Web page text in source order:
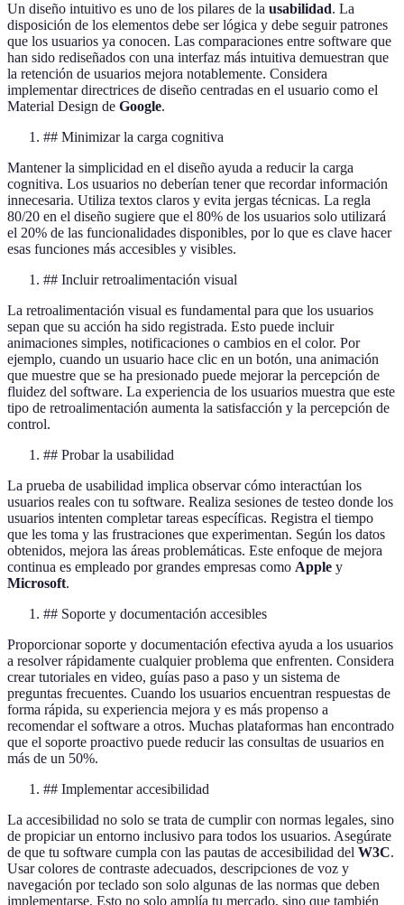
Un diseño intuitivo es uno de los pilares de la usabilidad. La
disposición de los elementos debe ser lógica y debe seguir patrones
que los usuarios ya conocen. Las comparaciones entre software que
han sido rediseñados con una interfaz más intuitiva demuestran que
la retención de usuarios mejora notablemente. Considera
implementar directrices de diseño centradas en el usuario como el
Material Design de Google.
## Minimizar la carga cognitiva
Mantener la simplicidad en el diseño ayuda a reducir la carga
cognitiva. Los usuarios no deberían tener que recordar información
innecesaria. Utiliza textos claros y evita jergas técnicas. La regla
80/20 en el diseño sugiere que el 80% de los usuarios solo utilizará
el 20% de las funcionalidades disponibles, por lo que es clave hacer
esas funciones más accesibles y visibles.
## Incluir retroalimentación visual
La retroalimentación visual es fundamental para que los usuarios
sepan que su acción ha sido registrada. Esto puede incluir
animaciones simples, notificaciones o cambios en el color. Por
ejemplo, cuando un usuario hace clic en un botón, una animación
que muestre que se ha presionado puede mejorar la percepción de
fluidez del software. La experiencia de los usuarios muestra que este
tipo de retroalimentación aumenta la satisfacción y la percepción de
control.
## Probar la usabilidad
La prueba de usabilidad implica observar cómo interactúan los
usuarios reales con tu software. Realiza sesiones de testeo donde los
usuarios intenten completar tareas específicas. Registra el tiempo
que les toma y las frustraciones que experimentan. Según los datos
obtenidos, mejora las áreas problemáticas. Este enfoque de mejora
continua es empleado por grandes empresas como Apple y
Microsoft.
## Soporte y documentación accesibles
Proporcionar soporte y documentación efectiva ayuda a los usuarios
a resolver rápidamente cualquier problema que enfrenten. Considera
crear tutoriales en video, guías paso a paso y un sistema de
preguntas frecuentes. Cuando los usuarios encuentran respuestas de
forma rápida, su experiencia mejora y es más propenso a
recomendar el software a otros. Muchas plataformas han encontrado
que el soporte proactivo puede reducir las consultas de usuarios en
más de un 50%.
## Implementar accesibilidad
La accesibilidad no solo se trata de cumplir con normas legales, sino
de propiciar un entorno inclusivo para todos los usuarios. Asegúrate
de que tu software cumpla con las pautas de accesibilidad del W3C.
Usar colores de contraste adecuados, descripciones de voz y
navegación por teclado son solo algunas de las normas que deben
implementarse. Esto no solo amplía tu mercado, sino que también